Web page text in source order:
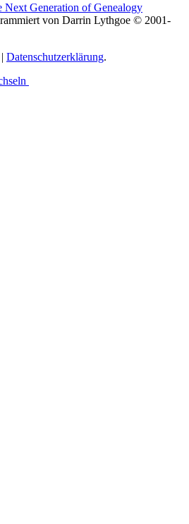
Next Generation of Genealogy
von Darrin Lythgoe © 2001-
Datenschutzerklärung.